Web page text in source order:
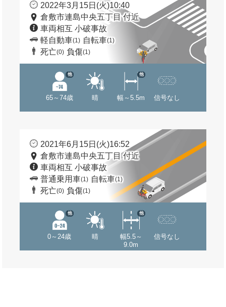
2022年3月15日(火)10:40
倉敷市連島中央五丁目 付近
車両相互 小破事故
軽自動車(1) 自転車(1)
死亡(0) 負傷(1)
65～74歳
他
晴 幅～5.5m
他
信号なし
2021年6月15日(火)16:52
倉敷市連島中央五丁目 付近
車両相互 小破事故
普通乗用車(1) 自転車(1)
死亡(0) 負傷(1)
0～24歳
他
晴
幅5.5～
9.0m
他
信号なし